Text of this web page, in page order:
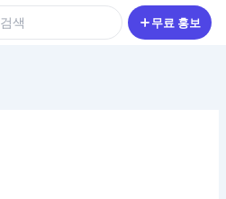
색 무료 홍보